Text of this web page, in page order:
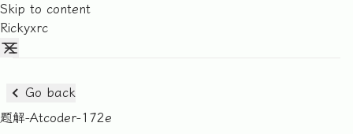
Skip to content
Rickyxrc
Go back
题解-Atcoder-172e